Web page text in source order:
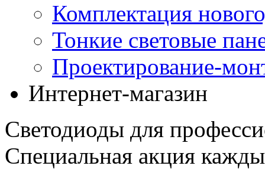
Комплектация
Тонкие световые
Проектирование-
Интернет-магазин
Светодиоды для
Специальная акция